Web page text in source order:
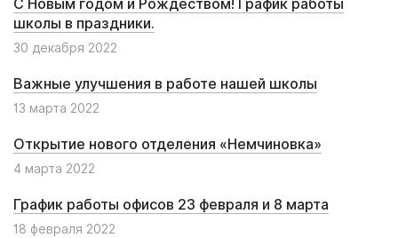
С Новым годом и Рождеством! График работы
школы в праздники.
30 декабря 2022
Важные улучшения в работе нашей школы
13 марта 2022
Открытие нового отделения «Немчиновка»
4 марта 2022
График работы офисов 23 февраля и 8 марта
18 февраля 2022